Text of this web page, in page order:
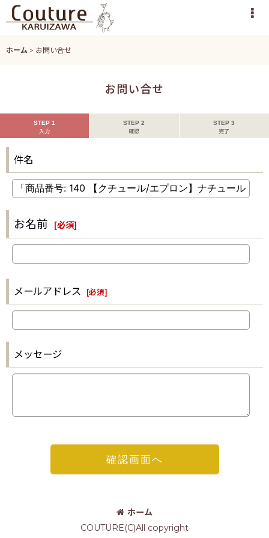
ホーム > お問い合せ
お問い合せ
STEP 1
入力
STEP 2
確認
STEP 3
完了
件名
お名前 [必須]
メールアドレス [必須]
メッセージ
確認画面へ
ホーム
COUTURE(C)All copyright